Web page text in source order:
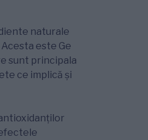
naturale
este Ge
sunt principala
ce implică și